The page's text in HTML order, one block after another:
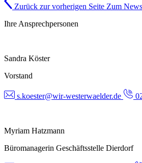
Zurück zur vorherigen Seite Zum
Ihre Ansprechpersonen
Sandra Köster
Vorstand
s.koester@wir-westerwaelder.de
Myriam Hatzmann
Büromanagerin Geschäftsstelle Dierdorf